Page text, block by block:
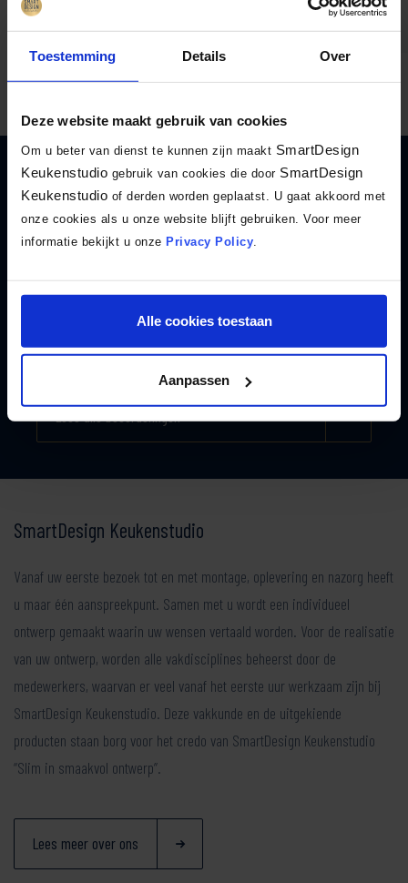
Toestemming Details Over
Deze website maakt gebruik van cookies
Om u beter van dienst te kunnen zijn maakt SmartDesign
Keukenstudio gebruik van cookies die door SmartDesign
Keukenstudio of derden worden geplaatst. U gaat akkoord met
onze cookies als u onze website blijft gebruiken. Voor meer
informatie bekijkt u onze Privacy Policy
Alle cookies toestaan
Aanpassen
Er zijn 7 stappen in het keuken aankoopproces
Bekijk de 7 stappen
Cor Janse
“Tijdens de zoektocht naar een betrouwbare en goede
Lees de volledige beoordeling
Lees alle beoordelingen
SmartDesign Keukenstudio
Vanaf uw eerste bezoek tot en met montage, oplevering en nazorg heeft
u maar één aanspreekpunt. Samen met u wordt een individueel
ontwerp gemaakt waarin uw wensen vertaald worden. Voor de realisatie
van uw ontwerp, worden alle vakdisciplines beheerst door de
medewerkers, waarvan er veel vanaf het eerste uur werkzaam zijn bij
SmartDesign Keukenstudio. Deze vakkunde en de uitgekiende
producten staan borg voor het credo van SmartDesign Keukenstudio
“Slim in smaakvol ontwerp”.
Lees meer over ons